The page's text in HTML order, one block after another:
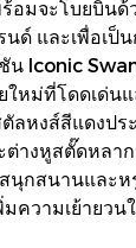
อมจะโบยบิน
ด์ และเพื่อเป็
น Iconic
หม่ที่โดดเด่น
ลหงส์สีแดงปร
างหูสตั๊ดหลา
นุกสนานและ
ความเย้ายวน